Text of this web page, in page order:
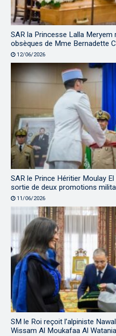
SAR la Princesse Lalla Meryem
obsèques de Mme Bernadette
12/06/2026
SAR le Prince Héritier Moulay
sortie de deux promotions
11/06/2026
SM le Roi reçoit l’alpiniste
Wissam Al Moukafaa Al Watania